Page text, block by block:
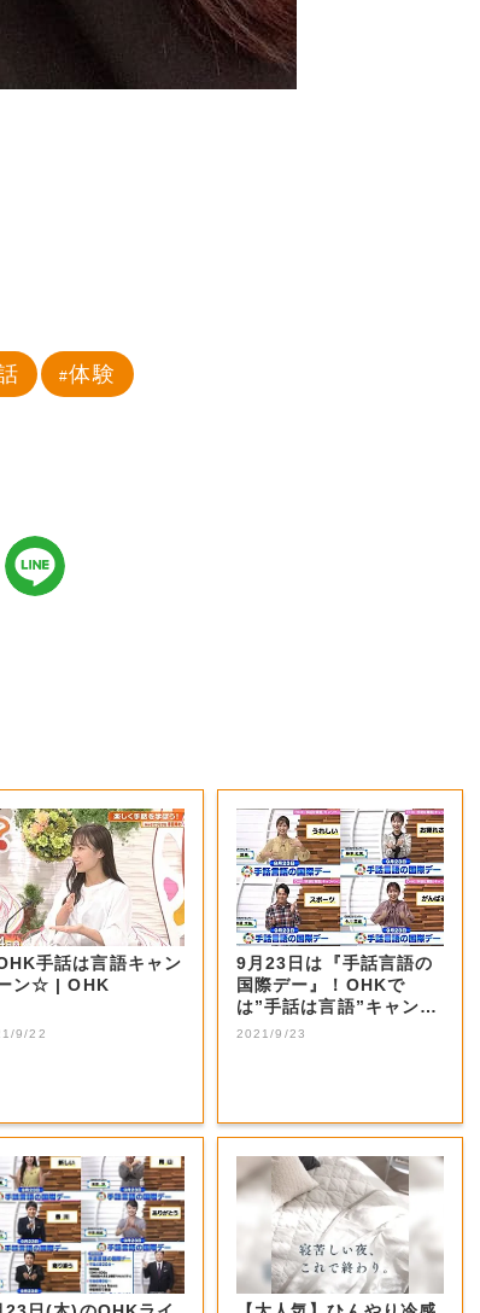
体験
手話は言語キャン
ペーン☆ | OHK
9/22
9月23日は『手話言語の
国際デー』！OHKで
は”手話は言語”キャンペ
ーンを実施(...
2021/9/23